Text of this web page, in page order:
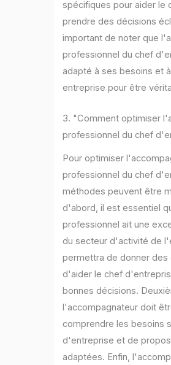
spécifiques pour aider le
prendre des décisions
important de noter que
professionnel du chef
adapté à ses besoins et
entreprise pour être
3. "Comment optimiser
professionnel du chef
Pour optimiser
professionnel du chef
méthodes peuvent être
d'abord, il est essentiel
professionnel ait une
du secteur d'activité de
permettra de donner
d'aider le chef
bonnes décisions.
l'accompagnateur doit
comprendre les besoins
d'entreprise et de
adaptées. Enfin,